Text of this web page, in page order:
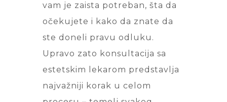
vam je zaista potreban, šta da
očekujete i kako da znate da
ste doneli pravu odluku.
Upravo zato konsultacija sa
estetskim lekarom predstavlja
najvažniji korak u celom